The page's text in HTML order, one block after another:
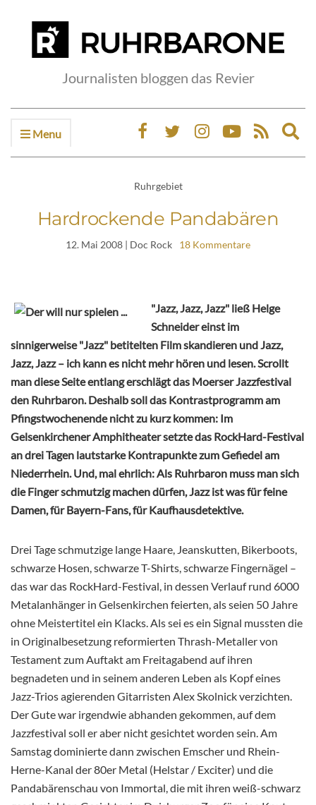
Journalisten bloggen das Revier
Menu
Ruhrgebiet
Hardrockende Pandabären
12. Mai 2008 | Doc Rock 18 Kommentare
"Jazz, Jazz, Jazz" ließ Helge
Schneider einst im
sinnigerweise "Jazz" betitelten Film skandieren und Jazz,
Jazz, Jazz – ich kann es nicht mehr hören und lesen. Scrollt
man diese Seite entlang erschlägt das Moerser Jazzfestival
den Ruhrbaron. Deshalb soll das Kontrastprogramm am
Pfingstwochenende nicht zu kurz kommen: Im
Gelsenkirchener Amphitheater setzte das RockHard-Festival
an drei Tagen lautstarke Kontrapunkte zum Gefiedel am
Niederrhein. Und, mal ehrlich: Als Ruhrbaron muss man sich
die Finger schmutzig machen dürfen, Jazz ist was für feine
Damen, für Bayern-Fans, für Kaufhausdetektive.
Drei Tage schmutzige lange Haare, Jeanskutten, Bikerboots,
schwarze Hosen, schwarze T-Shirts, schwarze Fingernägel –
das war das RockHard-Festival, in dessen Verlauf rund 6000
Metalanhänger in Gelsenkirchen feierten, als seien 50 Jahre
ohne Meistertitel ein Klacks. Als sei es ein Signal mussten die
in Originalbesetzung reformierten Thrash-Metaller von
Testament zum Auftakt am Freitagabend auf ihren
begnadeten und in seinem anderen Leben als Kopf eines
Jazz-Trios agierenden Gitarristen Alex Skolnick verzichten.
Der Gute war irgendwie abhanden gekommen, auf dem
Jazzfestival soll er aber nicht gesichtet worden sein. Am
Samstag dominierte dann zwischen Emscher und Rhein-
Herne-Kanal der 80er Metal (Helstar / Exciter) und die
Pandabärenschau von Immortal, die mit ihren weiß-schwarz